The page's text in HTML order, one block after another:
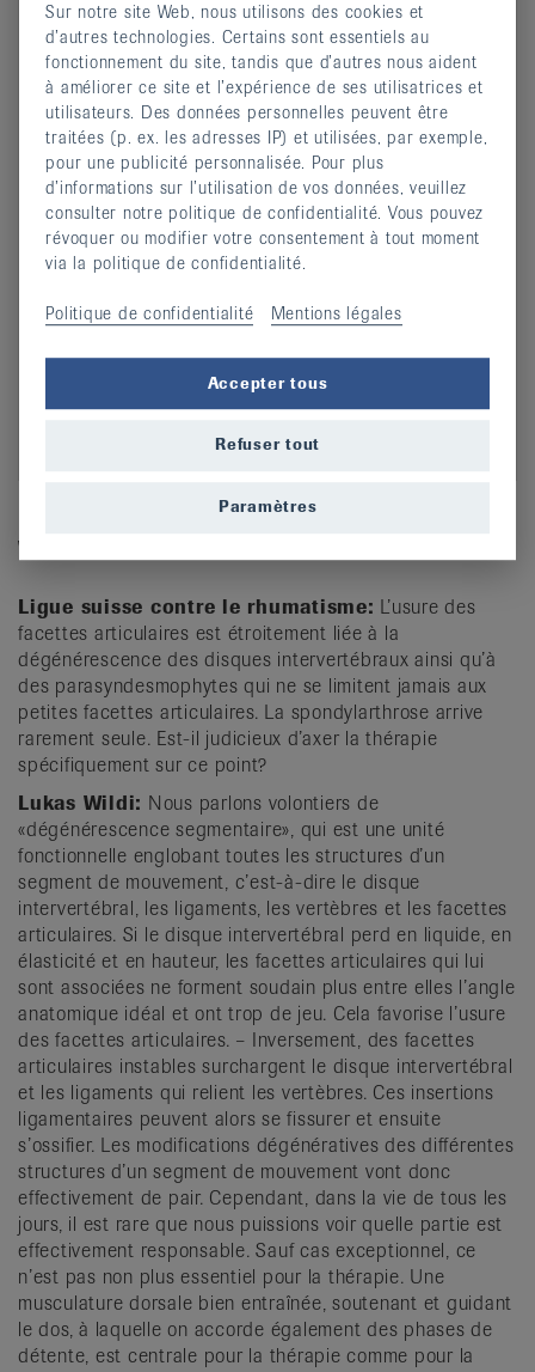
Luka Wildi, rhumatologue à l’hôpital cantonal de
Winterthour
Ligue suisse contre le rhumatisme: L’usure des
facettes articulaires est étroitement liée à la
dégénérescence des disques intervertébraux ainsi qu’à
des parasyndesmophytes qui ne se limitent jamais aux
petites facettes articulaires. La spondylarthrose arrive
rarement seule. Est-il judicieux d’axer la thérapie
spécifiquement sur ce point?
Lukas Wildi: Nous parlons volontiers de
«dégénérescence segmentaire», qui est une unité
fonctionnelle englobant toutes les structures d’un
segment de mouvement, c’est-à-dire le disque
intervertébral, les ligaments, les vertèbres et les facettes
articulaires. Si le disque intervertébral perd en liquide, en
élasticité et en hauteur, les facettes articulaires qui lui
sont associées ne forment soudain plus entre elles l’angle
anatomique idéal et ont trop de jeu. Cela favorise l’usure
des facettes articulaires. – Inversement, des facettes
articulaires instables surchargent le disque intervertébral
et les ligaments qui relient les vertèbres. Ces insertions
ligamentaires peuvent alors se fissurer et ensuite
s’ossifier. Les modifications dégénératives des différentes
structures d’un segment de mouvement vont donc
effectivement de pair. Cependant, dans la vie de tous les
jours, il est rare que nous puissions voir quelle partie est
effectivement responsable. Sauf cas exceptionnel, ce
n’est pas non plus essentiel pour la thérapie. Une
musculature dorsale bien entraînée, soutenant et guidant
le dos, à laquelle on accorde également des phases de
détente, est centrale pour la thérapie comme pour la
Sur notre site Web, nous utilisons des cookies et
d’autres technologies. Certains sont essentiels au
fonctionnement du site, tandis que d’autres nous aident
à améliorer ce site et l’expérience de ses utilisatrices et
utilisateurs. Des données personnelles peuvent être
traitées (p. ex. les adresses IP) et utilisées, par exemple,
pour une publicité personnalisée. Pour plus
d’informations sur l’utilisation de vos données, veuillez
consulter notre politique de confidentialité. Vous pouvez
révoquer ou modifier votre consentement à tout moment
via la politique de confidentialité.
Politique de confidentialité Mentions légales
Accepter tous
Refuser tout
Paramètres